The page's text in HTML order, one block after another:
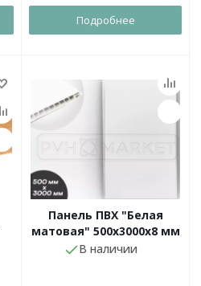
Подробнее
Панель ПВХ "Белая
матовая" 500х3000х8 мм
В наличии